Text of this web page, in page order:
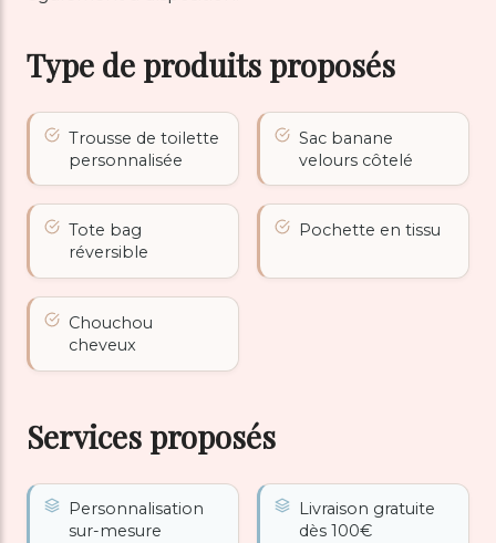
Type de produits proposés
Trousse de toilette
personnalisée
Sac banane
velours côtelé
Tote bag
réversible
Pochette en tissu
Chouchou
cheveux
Services proposés
Personnalisation
sur-mesure
Livraison gratuite
dès 100€